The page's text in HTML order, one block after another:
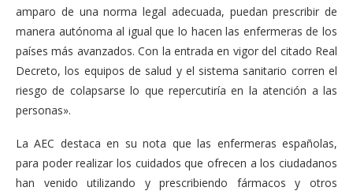
amparo de una norma legal adecuada, puedan prescribir de
manera autónoma al igual que lo hacen las enfermeras de los
países más avanzados. Con la entrada en vigor del citado Real
Decreto, los equipos de salud y el sistema sanitario corren el
riesgo de colapsarse lo que repercutiría en la atención a las
personas».
La AEC destaca en su nota que las enfermeras españolas,
para poder realizar los cuidados que ofrecen a los ciudadanos
han venido utilizando y prescribiendo fármacos y otros